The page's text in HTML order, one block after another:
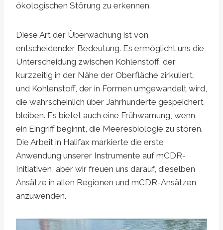
ökologischen Störung zu erkennen.
Diese Art der Überwachung ist von
entscheidender Bedeutung. Es ermöglicht uns die
Unterscheidung zwischen Kohlenstoff, der
kurzzeitig in der Nähe der Oberfläche zirkuliert,
und Kohlenstoff, der in Formen umgewandelt wird,
die wahrscheinlich über Jahrhunderte gespeichert
bleiben. Es bietet auch eine Frühwarnung, wenn
ein Eingriff beginnt, die Meeresbiologie zu stören.
Die Arbeit in Halifax markierte die erste
Anwendung unserer Instrumente auf mCDR-
Initiativen, aber wir freuen uns darauf, dieselben
Ansätze in allen Regionen und mCDR-Ansätzen
anzuwenden.